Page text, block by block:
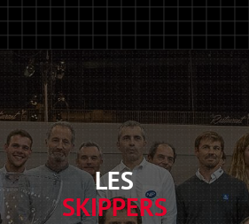
LES
SKIPPERS